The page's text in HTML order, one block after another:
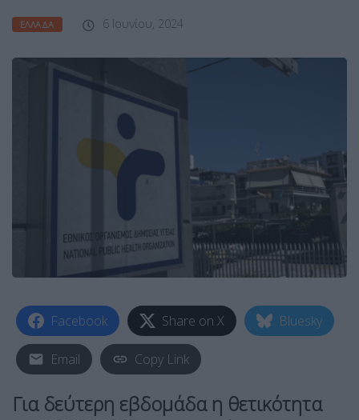
ΕΛΛΆΔΑ 6 Ιουνίου, 2024
Facebook Share on X Bluesky
Email Copy Link
Για δεύτερη εβδομάδα η θετικότητα